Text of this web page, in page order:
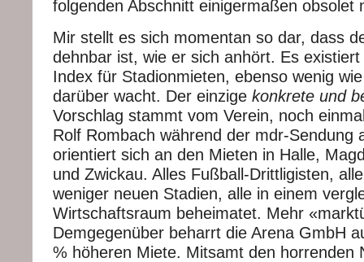
folgenden Abschnitt einigermaßen obsolet
Mir stellt es sich momentan so dar, dass
dehnbar ist, wie er sich anhört. Es
Index für Stadionmieten, ebenso wenig
darüber wacht. Der einzige konkrete und
Vorschlag stammt vom Verein, noch
Rolf Rombach während der mdr-Sendung
orientiert sich an den Mieten in Halle,
und Zwickau. Alles Fußball-Drittligisten,
weniger neuen Stadien, alle in einem
Wirtschaftsraum beheimatet. Mehr
Demgegenüber beharrt die Arena GmbH
% höheren Miete. Mitsamt den horrenden